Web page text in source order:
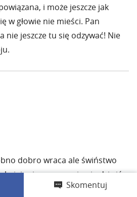
i może jeszcze jak
w głowie nie mieści. Pan
nie jeszcze tu się odzywać! Nie
dobro wraca ale świństwo
,więc proszę się nie dziwić .
Skomentuj